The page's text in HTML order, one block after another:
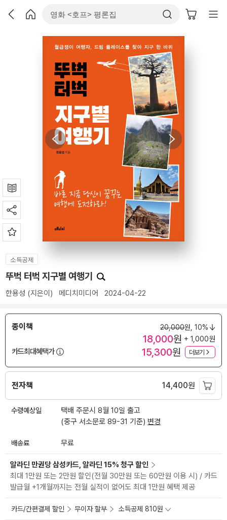
소득공제
뚜벅 터벅 지구별 여행기
한용성 (지은이) 메디치미디어 2024-04-22
종이책 20,000원, 10%
18,000원 + 1,000원
카드최대혜택가
15,300원 더보기
전자책 14,400원
수령예상일
택배 주문시 8월 10일 출고
(중구 서소문로 89-31 기준) 변경
배송료 무료
알라딘 만권당 삼성카드, 알라딘 15% 청구 할인
최대 1만원 또는 2만원 할인(전월 30만원 또는 60만원 이용 시) / 카드
발급월 +1개월까지는 전월 실적이 없어도 최대 1만원 혜택 제공
카드/간편결제 할인 무이자 할부 소득공제 810원